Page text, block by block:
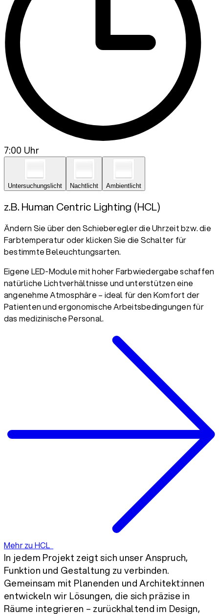
7:00 Uhr
Untersuchungslicht Nachtlicht Ambientlicht
z.B. Human Centric Lighting (HCL)
Ändern Sie über den Schieberegler die Uhrzeit bzw. die
Farbtemperatur oder klicken Sie die Schalter für
bestimmte Beleuchtungsarten.
Eigene LED-Module mit hoher Farbwiedergabe schaffen
natürliche Lichtverhältnisse und unterstützen eine
angenehme Atmosphäre – ideal für den Komfort der
Patienten und ergonomische Arbeitsbedingungen für
das medizinische Personal.
Mehr zu HCL
In jedem Projekt zeigt sich unser Anspruch,
Funktion und Gestaltung zu verbinden.
Gemeinsam mit Planenden und Architekt:innen
entwickeln wir Lösungen, die sich präzise in
Räume integrieren – zurückhaltend im Design,